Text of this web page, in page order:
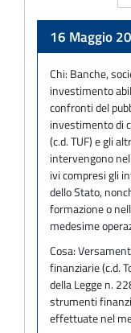
16 Maggio
Chi: Banche,
investimento
confronti del
investimento di
(c.d. TUF) e gli
intervengono
ivi compresi gli
dello Stato,
formazione o
medesime
Cosa:
finanziarie (c.d.
della Legge n.
strumenti
effettuate nel